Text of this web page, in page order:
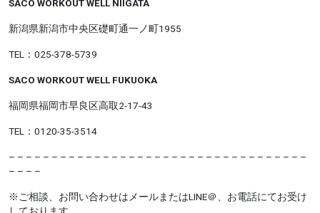
SACO WORKOUT WELL NIIGATA
新潟県新潟市中央区礎町通一ノ町1955
TEL：025-378-5739
SACO WORKOUT WELL FUKUOKA
福岡県福岡市早良区高取2-17-43
TEL：0120-35-3514
– – – – – – – – – – – – – – – – – – – – – – – – – – – – – – – – – – –
– – – –
※ご相談、お問い合わせはメールまたはLINE＠、お電話にてお受け
しております。